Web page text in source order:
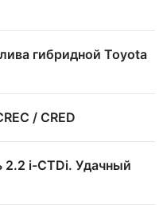
гибридной Toyota
/ CRED
2.2 i-CTDi. Удачный